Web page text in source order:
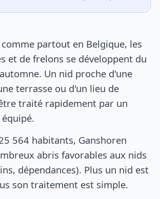
partout en Belgique, les
et de frelons se développent du
Un nid proche d'une
terrasse ou d'un lieu de
traité rapidement par un
564 habitants, Ganshoren
abris favorables aux nids
dépendances). Plus un nid est
son traitement est simple.